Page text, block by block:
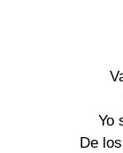
Yo
De